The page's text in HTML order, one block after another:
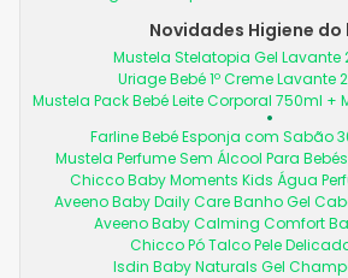
Novidades Higiene do
Mustela Stelatopia Gel Lavante
Uriage Bebé 1º Creme Lavante
Mustela Pack Bebé Leite Corporal 750ml +
Farline Bebé Esponja com Sabão
Mustela Perfume Sem Álcool Para
Chicco Baby Moments Kids Água
Aveeno Baby Daily Care Banho Gel
Aveeno Baby Calming Comfort
Chicco Pó Talco Pele
Isdin Baby Naturals Gel